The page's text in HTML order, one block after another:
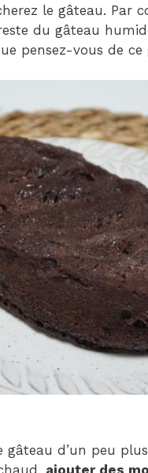
le gâteau. Par
du gâteau
pensez-vous de
gâteau d’un peu
ajouter des